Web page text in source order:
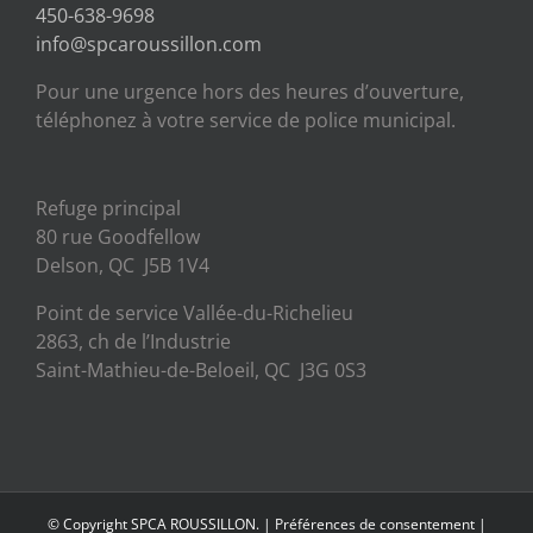
450-638-9698
info@spcaroussillon.com
Pour une urgence hors des heures d’ouverture,
téléphonez à votre service de police municipal.
Refuge principal
80 rue Goodfellow
Delson, QC J5B 1V4
Point de service Vallée-du-Richelieu
2863, ch de l’Industrie
Saint-Mathieu-de-Beloeil, QC J3G 0S3
© Copyright SPCA ROUSSILLON. | Préférences de consentement|